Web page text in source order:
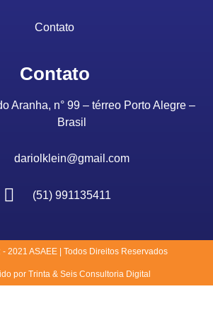
Contato
Contato
Aranha, n° 99 – térreo Porto Alegre –
Brasil
dariolklein@gmail.com
(51) 991135411
2021 ASAEE | Todos Direitos Reservados
por Trinta & Seis Consultoria Digital